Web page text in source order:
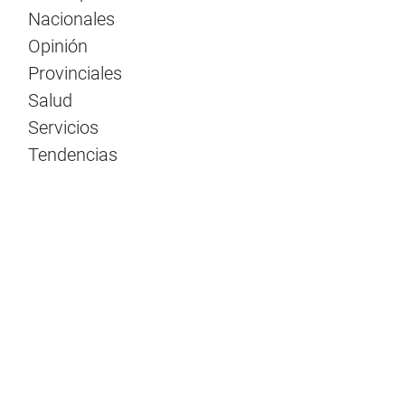
Nacionales
Opinión
Provinciales
Salud
Servicios
Tendencias